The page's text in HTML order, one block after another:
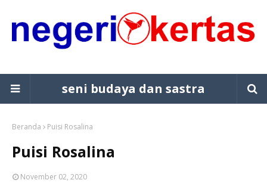
seni budaya dan sastra
Beranda Puisi Rosalina
Puisi Rosalina
November 02, 2020